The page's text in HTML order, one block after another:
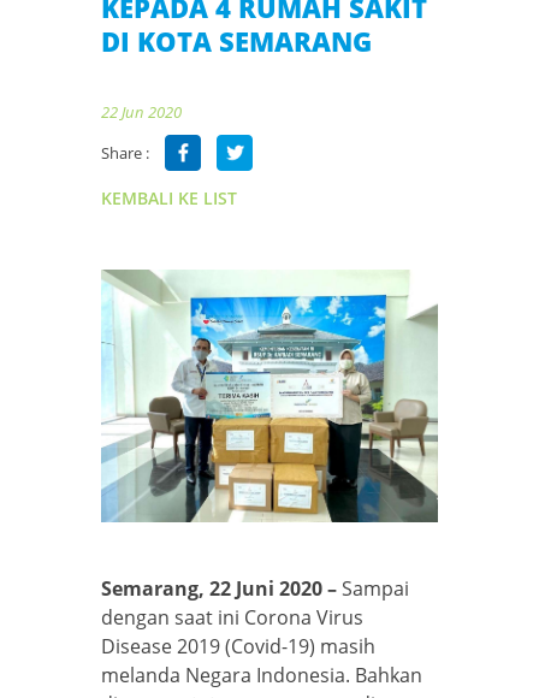
KEPADA 4 RUMAH SAKIT
DI KOTA SEMARANG
22 Jun 2020
Share :
KEMBALI KE LIST
Semarang, 22 Juni 2020 –Sampai
dengan saat ini Corona Virus
Disease 2019 (Covid-19) masih
melanda Negara Indonesia. Bahkan